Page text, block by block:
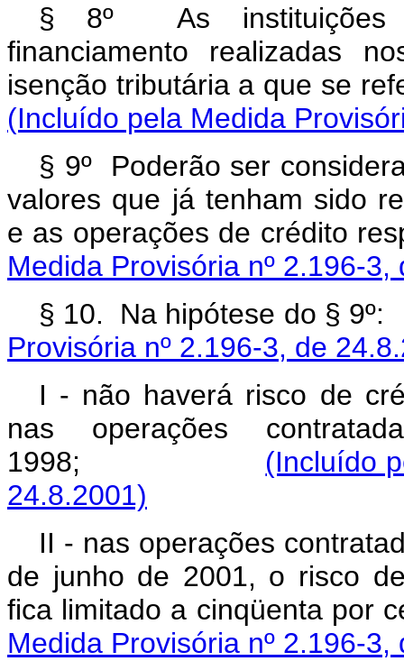
§ 8º As instituições
financiamento realizadas
isenção tributária a
(Incluído pela Medida
§ 9º Poderão ser
valores que já tenham sido
e as operações de
Medida Provisória nº 2.196-3,
§ 10. Na
Provisória nº 2.196-3, de
I - não haverá risco de
nas operações
1998; (Incluído
24.8.2001)
II - nas operações
de junho de 2001, o risco
fica limitado a
Medida Provisória nº 2.196-3,